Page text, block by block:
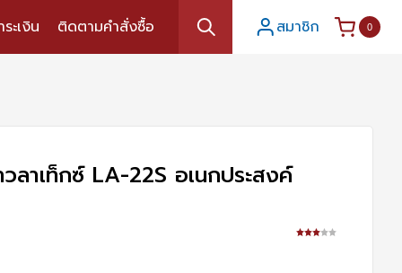
ะเงิน ติดตามคำสั่งซื้อ สมาชิก 0
วลาเท็กซ์ LA-22S อเนกประสงค์